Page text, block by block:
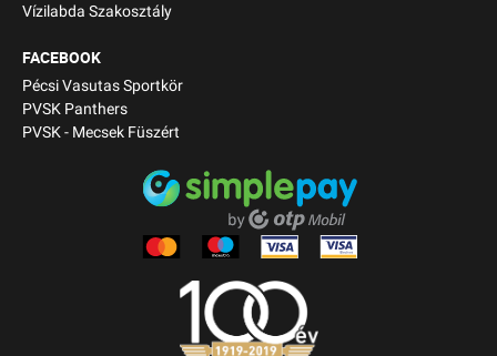
Vízilabda Szakosztály
FACEBOOK
Pécsi Vasutas Sportkör
PVSK Panthers
PVSK - Mecsek Füszért